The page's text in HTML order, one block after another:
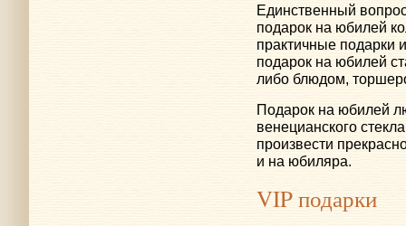
Единственный
подарок на юбилей
практичные подарки
подарок на юбилей
либо блюдом,
Подарок на юбилей
венецианского
произвести
и на юбиляра.
VIP подарки